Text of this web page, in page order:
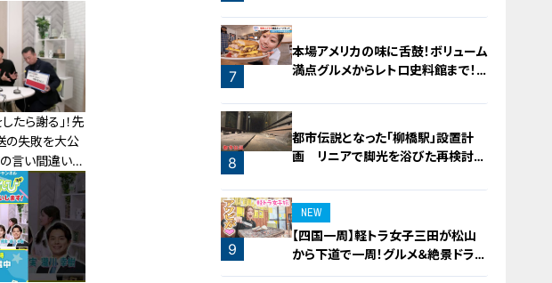
たら謝る」！先
の失敗を大公
言い間違いは
5
7
本場アメリカの味に舌鼓！ボリューム
満点グルメからレトロ史料館まで！
8
都市伝説となった「柳橋駅」設置計
画 リニアで脚光を浴びた再検討の
9
NEW
【四国一周】軽トラ女子三田が松山
から下道で一周！グルメ＆絶景ドライ
ブ⑳